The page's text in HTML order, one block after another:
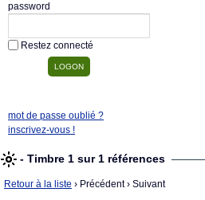
password
Restez connecté
mot de passe oublié ?
inscrivez-vous !
- Timbre 1 sur 1 références
Retour à la liste › Précédent› Suivant